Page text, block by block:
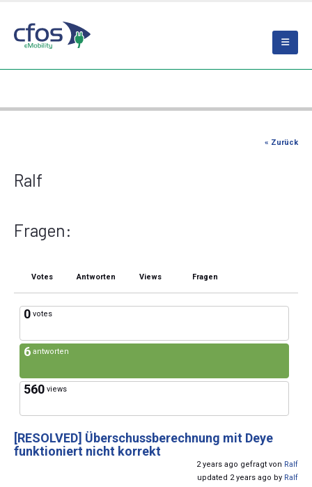
« Zurück
Ralf
Fragen:
Votes Antworten Views Fragen
0 votes
6 antworten
560 views
[RESOLVED] Überschussberechnung mit Deye
funktioniert nicht korrekt
2 years ago gefragt von Ralf
updated 2 years ago by Ralf